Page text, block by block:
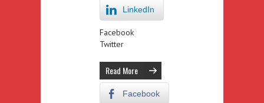
LinkedIn
Facebook
Twitter
Read More
Facebook